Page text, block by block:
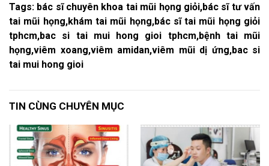
Tags: bác sĩ chuyên khoa tai mũi họng giỏi,bác sĩ tư vấn
tai mũi họng,khám tai mũi họng,bác sĩ tai mũi họng giỏi
tphcm,bac si tai mui hong gioi tphcm,bệnh tai mũi
họng,viêm xoang,viêm amidan,viêm mũi dị ứng,bac si
tai mui hong gioi
TIN CÙNG CHUYÊN MỤC